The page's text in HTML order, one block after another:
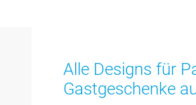
Alle Designs für
Gastgeschenke